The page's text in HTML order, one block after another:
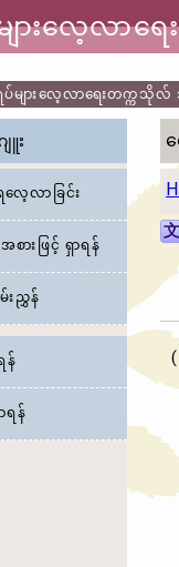
ျားလေ့လာရ
များလေ့လာရေးတက္ကသိုလ်
ျူး
လေ့လာခြင်း
စားဖြင့် ရှာရန်
းညွှန်
န်
ရန်
文